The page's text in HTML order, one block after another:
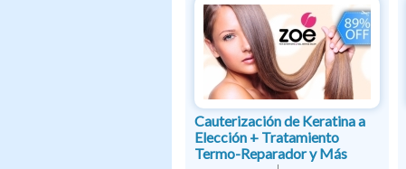
Cauterización de Keratina a
Elección + Tratamiento
Termo-Reparador y Más